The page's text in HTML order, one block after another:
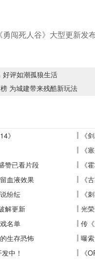
好评如潮孤狼生活
为城建带来残酷新玩法
》
《
《
赞已看片段
《
血液效果
《
纷纭
《
解更新
光
名单
传
生存恐怖
曝
中！
《